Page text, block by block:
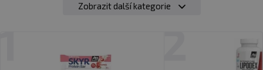
Zobrazit další kategorie